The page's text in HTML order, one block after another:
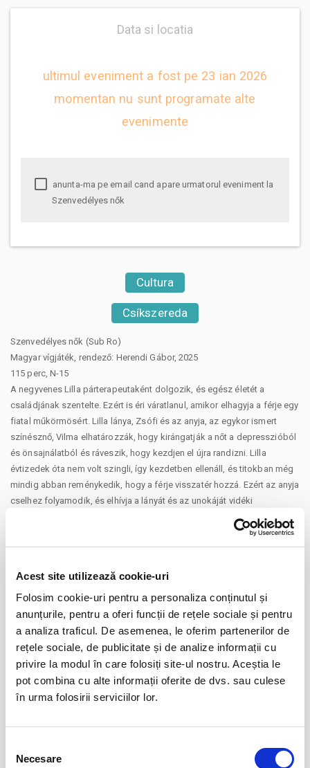
Acest site utilizează cookie-uri
Folosim cookie-uri pentru a personaliza conținutul și
anunțurile, pentru a oferi funcții de rețele sociale și pentru
a analiza traficul. De asemenea, le oferim partenerilor de
rețele sociale, de publicitate și de analize informații cu
privire la modul în care folosiți site-ul nostru. Aceștia le
pot combina cu alte informații oferite de dvs. sau culese
în urma folosirii serviciilor lor.
consimțământului
Necesare
Data si locatia
ultimul eveniment a fost pe 23 ian 2026
momentan nu sunt programate alte
evenimente
Szenvedélyes nők
Cultura
Csíkszereda
Szenvedélyes nők (Sub Ro)
Magyar vígjáték, rendező: Herendi Gábor, 2025
115 perc, N-15
A negyvenes Lilla párterapeutaként dolgozik, és egész életét a
családjának szentelte. Ezért is éri váratlanul, amikor elhagyja a férje egy
fiatal műkörmösért. Lilla lánya, Zsófi és az anyja, az egykor ismert
színésznő, Vilma elhatározzák, hogy kirángatják a nőt a depresszióból
és önsajnálatból és ráveszik, hogy kezdjen el újra randizni. Lilla
évtizedek óta nem volt szingli, így kezdetben ellenáll, és titokban még
mindig abban reménykedik, hogy a férje visszatér hozzá. Ezért az anyja
cselhez folyamodik, és elhívja a lányát és az unokáját vidéki
nyaralójukba, ahol bemutat neki egy sármos újságírót, aki Vilma
önéletrajzi könyvét írja. A helyzetet bonyolítja, hogy Zsófi barátja is
próbálja összehozni Lillát egy nagyszájú kollégájával, aki teljesen
(mafab.hu)
Distribuie aceasta pagina
aug